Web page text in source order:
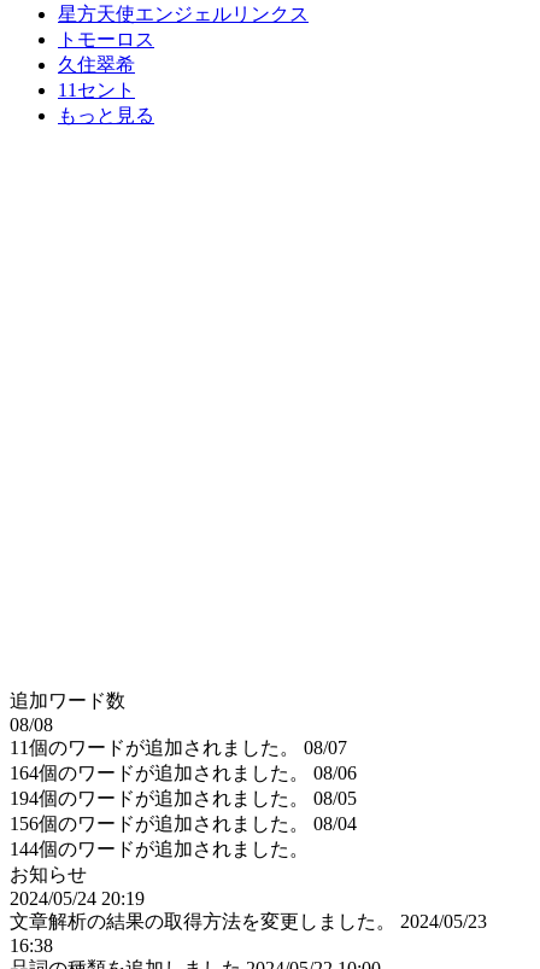
星方天使エンジェルリンクス
トモーロス
久住翠希
11セント
もっと見る
追加ワード数
08/08
11個のワードが追加されました。
08/07
164個のワードが追加されました。
08/06
194個のワードが追加されました。
08/05
156個のワードが追加されました。
08/04
144個のワードが追加されました。
お知らせ
2024/05/24 20:19
文章解析の結果の取得方法を変更しました。
2024/05/23
16:38